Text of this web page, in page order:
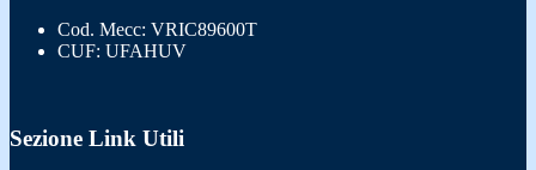
Cod. Mecc: VRIC89600T
CUF: UFAHUV
Sezione Link Utili